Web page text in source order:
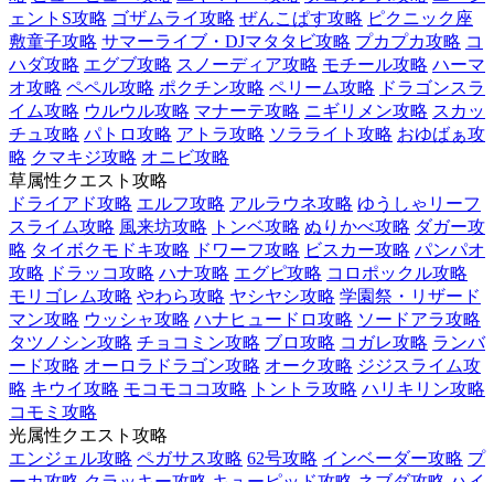
ェントS攻略 ゴザムライ攻略 ぜんこぱす攻略 ピクニック座
敷童子攻略 サマーライブ・DJマタタビ攻略 プカプカ攻略 コ
ハダ攻略 エグブ攻略 スノーディア攻略 モチール攻略 ハーマ
オ攻略 ペペル攻略 ポクチン攻略 ペリーム攻略 ドラゴンスラ
イム攻略 ウルウル攻略 マナーテ攻略 ニギリメン攻略 スカッ
チュ攻略 パトロ攻略 アトラ攻略 ソラライト攻略 おゆばぁ攻
略 クマキジ攻略 オニビ攻略
草属性クエスト攻略
ドライアド攻略 エルフ攻略 アルラウネ攻略 ゆうしゃリーフ
スライム攻略 風来坊攻略 トンベ攻略 ぬりかべ攻略 ダガー攻
略 タイボクモドキ攻略 ドワーフ攻略 ビスカー攻略 パンパオ
攻略 ドラッコ攻略 ハナ攻略 エグピ攻略 コロポックル攻略
モリゴレム攻略 やわら攻略 ヤシヤシ攻略 学園祭・リザード
マン攻略 ウッシャ攻略 ハナヒュードロ攻略 ソードアラ攻略
タツノシン攻略 チョコミン攻略 ブロ攻略 コガレ攻略 ランバ
ード攻略 オーロラドラゴン攻略 オーク攻略 ジジスライム攻
略 キウイ攻略 モコモココ攻略 トントラ攻略 ハリキリン攻略
コモミ攻略
光属性クエスト攻略
エンジェル攻略 ペガサス攻略 62号攻略 インベーダー攻略 プ